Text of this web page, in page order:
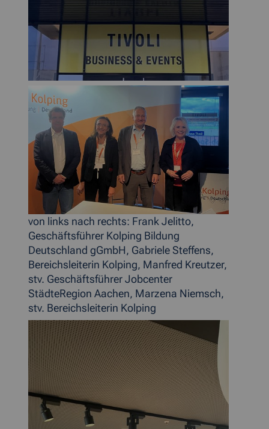
von links nach rechts: Frank Jelitto,
Geschäftsführer Kolping Bildung
Deutschland gGmbH, Gabriele Steffens,
Bereichsleiterin Kolping, Manfred Kreutzer,
stv. Geschäftsführer Jobcenter
StädteRegion Aachen, Marzena Niemsch,
stv. Bereichsleiterin Kolping